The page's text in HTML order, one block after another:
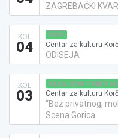
ZAGREBAČKI
KOL
04
KINO
Centar za kulturu
ODISEJA
KOL
03
KAZALIŠNA
Centar za kulturu
“Bez privatnog,
Scena Gorica